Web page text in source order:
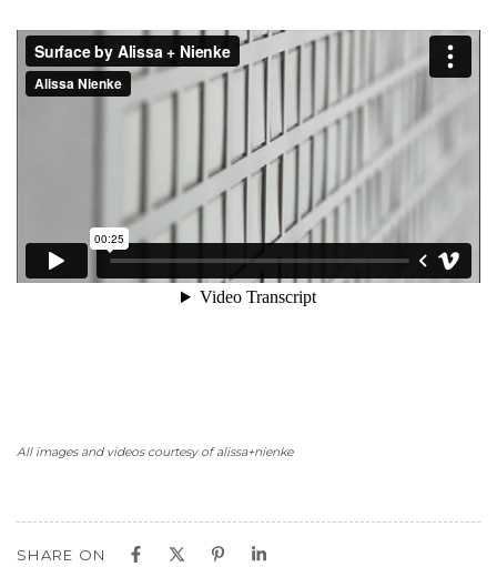
All images and videos courtesy of alissa+nienke
SHARE ON